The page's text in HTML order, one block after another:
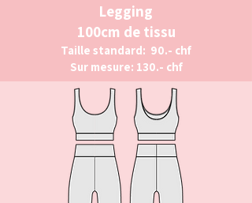
Taille standard: 90.- chf
Sur mesure: 130.- chf
Legging
100cm de tissu